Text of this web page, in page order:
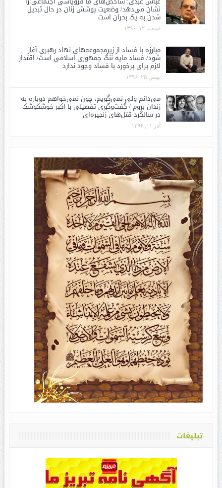
نشان می‌دهد/ وضعیت پوشش زنان در حال تبدیل
شدن به یک بحران است
اسفند ۱۲, ۱۳۹۶
مبارزه با فساد از زیرمجموعه‌های نهاد رهبری آغاز
شود/ فساد مایه ننگ جمهوری اسلامی است/ اقتدار
لازم برای برخورد با فساد وجود ندارد
بهمن ۲۵, ۱۳۹۶
می‌دانم ولی نمی‌گویم، چون نمی‌خواهم دوباره به
زندان بروم / گفت‌وگوی تفصیلی با اکبر خوشکوشک
در سالگرد قتل‌های زنجیره‌ای
آذر ۰۱, ۱۳۹۶
تبلیغات